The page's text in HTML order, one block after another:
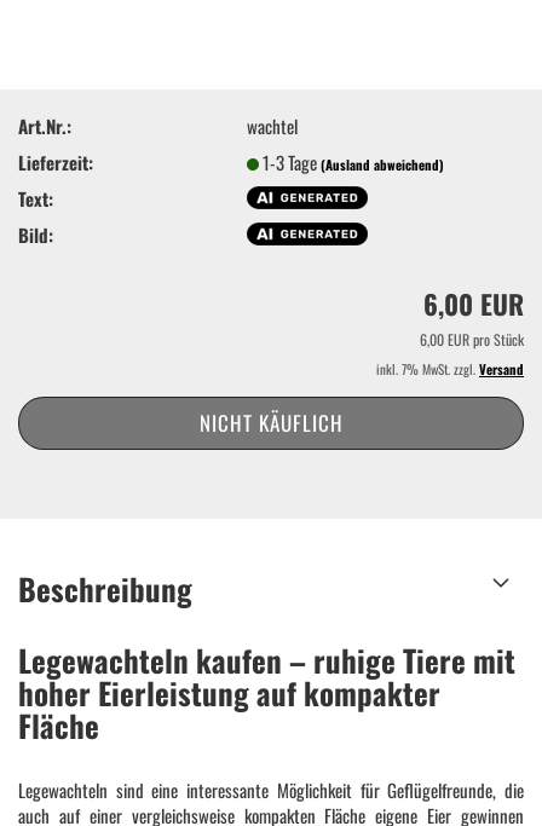
Art.Nr.:
wachtel
Lieferzeit:
1-3 Tage(Ausland abweichend)
Text:
Bild:
6,00 EUR
6,00 EUR pro Stück
inkl. 7% MwSt. zzgl.Versand
Beschreibung
Legewachteln kaufen – ruhige Tiere mit
hoher Eierleistung auf kompakter
Fläche
Legewachteln sind eine interessante Möglichkeit für Geflügelfreunde, die
auch auf einer vergleichsweise kompakten Fläche eigene Eier gewinnen